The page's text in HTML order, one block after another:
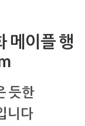
메이플 행
듯한
니다